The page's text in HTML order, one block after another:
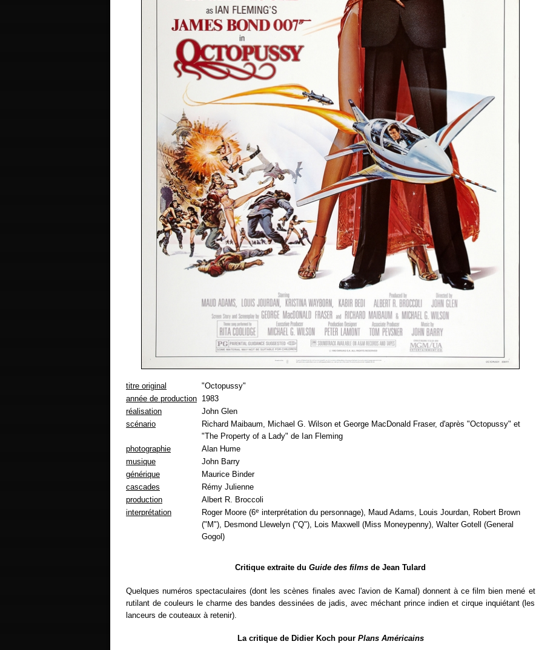
titre original
"Octopussy"
année de production 1983
réalisation
John Glen
scénario
Richard Maibaum, Michael G. Wilson et George MacDonald Fraser, d'après "Octopussy" et
"The Property of a Lady" de Ian Fleming
photographie
Alan Hume
musique
John Barry
générique
Maurice Binder
cascades
Rémy Julienne
production
Albert R. Broccoli
interprétation
Roger Moore (6e interprétation du personnage), Maud Adams, Louis Jourdan, Robert Brown
("M"), Desmond Llewelyn ("Q"), Lois Maxwell (Miss Moneypenny), Walter Gotell (General
Gogol)
Critique extraite duGuide des films de Jean Tulard
Quelques numéros spectaculaires (dont les scènes finales avec l'avion de Kamal) donnent à ce film bien mené et
rutilant de couleurs le charme des bandes dessinées de jadis, avec méchant prince indien et cirque inquiétant (les
lanceurs de couteaux à retenir).
La critique de Didier Koch pour Plans Américains